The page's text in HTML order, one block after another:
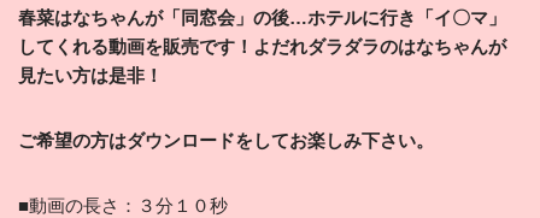
春菜はなちゃんが「同窓会 」の後…ホテルに行き「イ〇マ」
してくれる動画を販売です！よだれダラダラのはなちゃんが
見たい方は是非！
ご希望の方はダウンロードをしてお楽しみ下さい。
■動画の長さ：３分１０秒